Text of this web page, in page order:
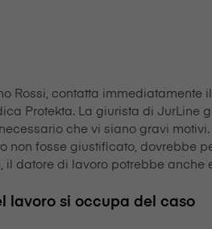
Rossi, contatta
Protekta. La giurista di
che vi siano gravi
non fosse giustificato, dovrebbe
il datore di lavoro potrebbe
lavoro si occupa del caso